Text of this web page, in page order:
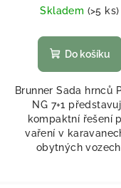
Skladem (>5 ks)
Do košíku
Brunner Sada hrnců
NG 7+1
kompaktní řešení
vaření v
obytných